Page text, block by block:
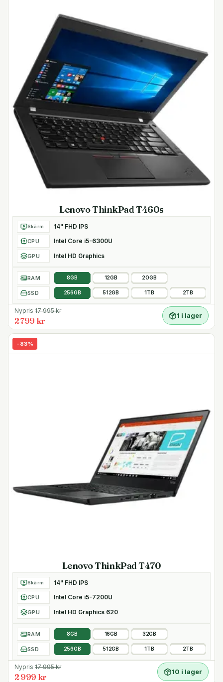
Lenovo ThinkPad T460s
Skärm 14" FHD IPS
CPU Intel Core i5-6300U
GPU Intel HD Graphics
RAM 8GB 12GB 20GB
SSD 256GB 512GB 1TB 2TB
Nypris 17 995kr
2 799 kr
1 i lager
- 83%
Lenovo ThinkPad T470
Skärm 14" FHD IPS
CPU Intel Core i5-7200U
GPU Intel HD Graphics 620
RAM 8GB 16GB 32GB
SSD 256GB 512GB 1TB 2TB
Nypris 17 995kr
2 999 kr
10 i lager